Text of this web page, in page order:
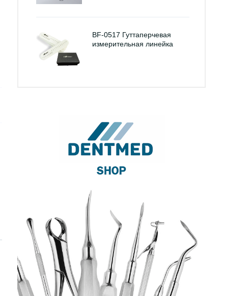
BF-0517 Гуттаперчевая
измерительная линейка